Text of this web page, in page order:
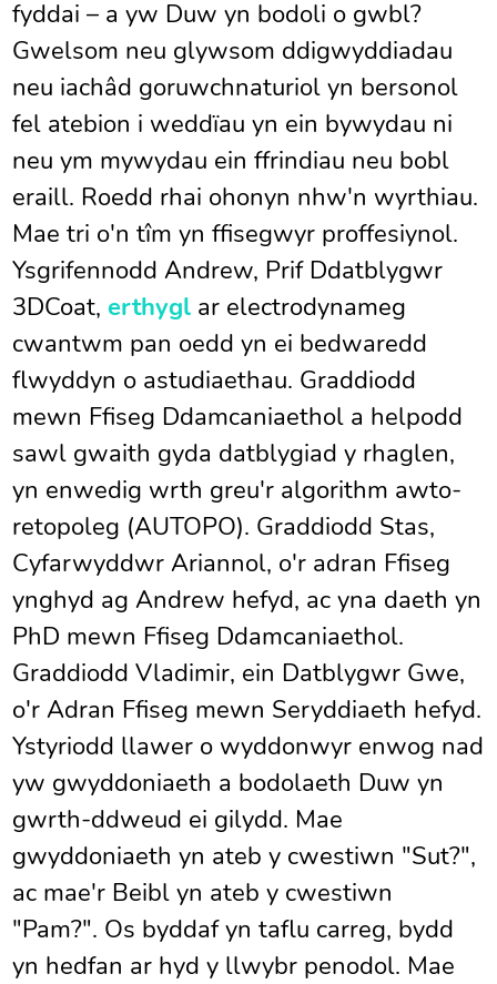
fyddai – a yw Duw yn bodoli o gwbl?
Gwelsom neu glywsom ddigwyddiadau
neu iachâd goruwchnaturiol yn bersonol
fel atebion i weddïau yn ein bywydau ni
neu ym mywydau ein ffrindiau neu bobl
eraill. Roedd rhai ohonyn nhw'n wyrthiau.
Mae tri o'n tîm yn ffisegwyr proffesiynol.
Ysgrifennodd Andrew, Prif Ddatblygwr
3DCoat,erthygl ar electrodynameg
cwantwm pan oedd yn ei bedwaredd
flwyddyn o astudiaethau. Graddiodd
mewn Ffiseg Ddamcaniaethol a helpodd
sawl gwaith gyda datblygiad y rhaglen,
yn enwedig wrth greu'r algorithm awto-
retopoleg (AUTOPO). Graddiodd Stas,
Cyfarwyddwr Ariannol, o'r adran Ffiseg
ynghyd ag Andrew hefyd, ac yna daeth yn
PhD mewn Ffiseg Ddamcaniaethol.
Graddiodd Vladimir, ein Datblygwr Gwe,
o'r Adran Ffiseg mewn Seryddiaeth hefyd.
Ystyriodd llawer o wyddonwyr enwog nad
yw gwyddoniaeth a bodolaeth Duw yn
gwrth-ddweud ei gilydd. Mae
gwyddoniaeth yn ateb y cwestiwn "Sut?",
ac mae'r Beibl yn ateb y cwestiwn
"Pam?". Os byddaf yn taflu carreg, bydd
yn hedfan ar hyd y llwybr penodol. Mae